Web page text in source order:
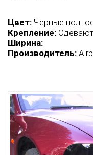
Цвет: Черные
Крепление:
Ширина:
Производитель: